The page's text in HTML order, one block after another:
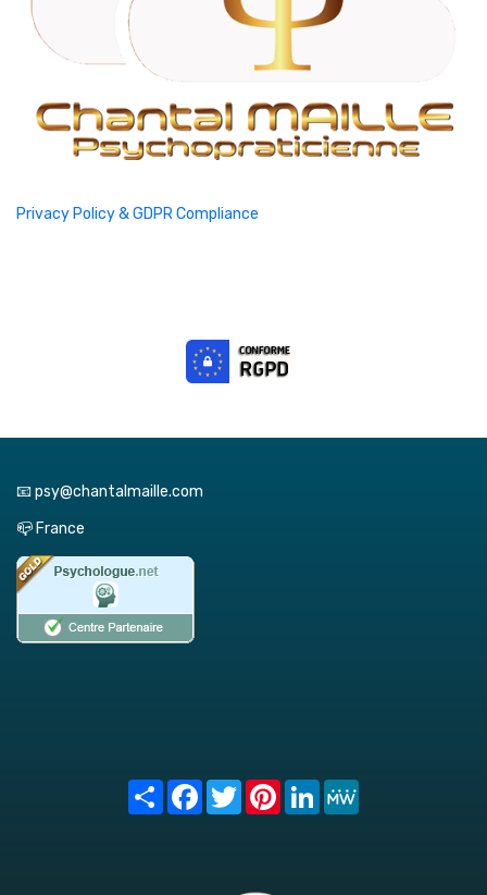
Privacy Policy & GDPR Compliance
📧 psy@chantalmaille.com
📪 France
Share FacebookTwitterPinterest
LinkedIn